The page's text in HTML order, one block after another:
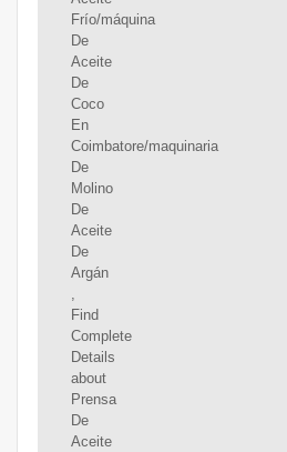
Frío/máquina
De
Aceite
De
Coco
En
Coimbatore/maquinaria
De
Molino
De
Aceite
De
Argán
,
Find
Complete
Details
about
Prensa
De
Aceite